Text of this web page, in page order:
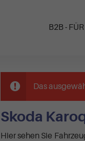
B2B -
Das
Skoda
Hier sehen Sie